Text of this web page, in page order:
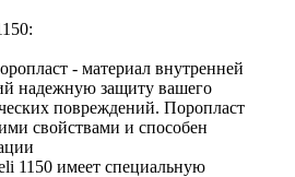
- материал внутренней
надежную защиту вашего
повреждений. Поропласт
свойствами и способен
1150 имеет специальную